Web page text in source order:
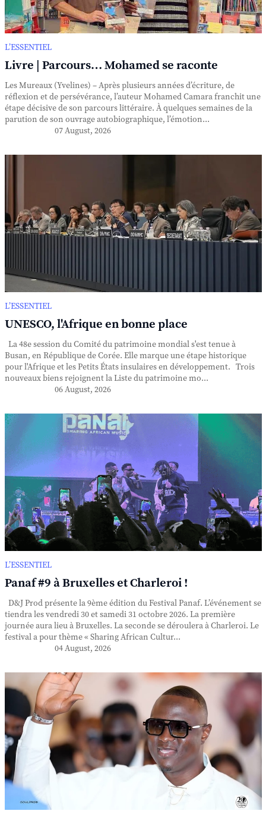
L’ESSENTIEL
Livre | Parcours… Mohamed se raconte
Les Mureaux (Yvelines) – Après plusieurs années d’écriture, de
réflexion et de persévérance, l’auteur Mohamed Camara franchit une
étape décisive de son parcours littéraire. À quelques semaines de la
parution de son ouvrage autobiographique, l’émotion...
07 August, 2026
L’ESSENTIEL
UNESCO, l'Afrique en bonne place
La 48e session du Comité du patrimoine mondial s'est tenue à
Busan, en République de Corée. Elle marque une étape historique
pour l'Afrique et les Petits États insulaires en développement. Trois
nouveaux biens rejoignent la Liste du patrimoine mo...
06 August, 2026
L’ESSENTIEL
Panaf #9 à Bruxelles et Charleroi !
D&J Prod présente la 9ème édition du Festival Panaf. L’événement se
tiendra les vendredi 30 et samedi 31 octobre 2026. La première
journée aura lieu à Bruxelles. La seconde se déroulera à Charleroi. Le
festival a pour thème « Sharing African Cultur...
04 August, 2026